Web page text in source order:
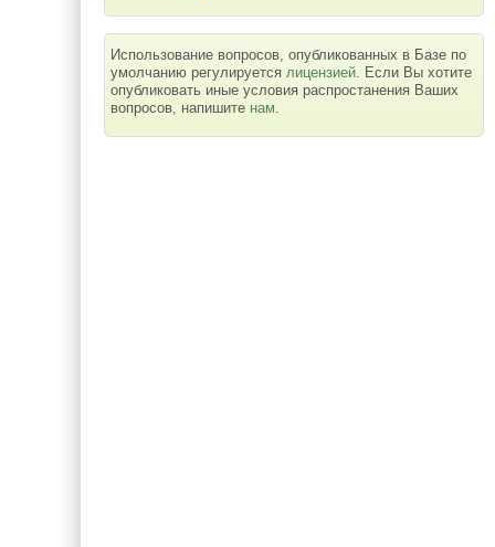
Использование вопросов, опубликованных в Базе по
умолчанию регулируется лицензией. Если Вы хотите
опубликовать иные условия распростанения Ваших
вопросов, напишите нам.